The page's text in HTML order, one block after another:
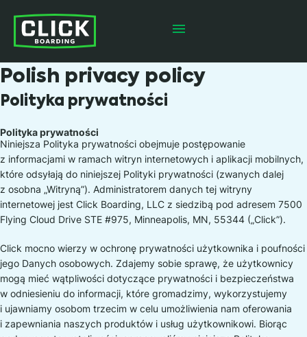
Polish privacy policy
Polityka prywatności
Polityka prywatności
Niniejsza Polityka prywatności obejmuje postępowanie
z informacjami w ramach witryn internetowych i aplikacji mobilnych,
które odsyłają do niniejszej Polityki prywatności (zwanych dalej
z osobna „Witryną”). Administratorem danych tej witryny
internetowej jest Click Boarding, LLC z siedzibą pod adresem 7500
Flying Cloud Drive STE #975, Minneapolis, MN, 55344 („Click”).
Click mocno wierzy w ochronę prywatności użytkownika i poufności
jego Danych osobowych. Zdajemy sobie sprawę, że użytkownicy
mogą mieć wątpliwości dotyczące prywatności i bezpieczeństwa
w odniesieniu do informacji, które gromadzimy, wykorzystujemy
i ujawniamy osobom trzecim w celu umożliwienia nam oferowania
i zapewniania naszych produktów i usług użytkownikowi. Biorąc